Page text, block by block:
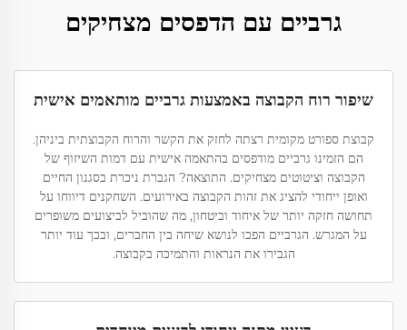
גרביים עם הדפסים מצחיקים
שיפור רוח הקבוצה באמצעות גרביים מותאמים אישית
קבוצת ספורט מקומית רצתה לחזק את הקשר והרוח הקבוצתית ביניהן.
הם הזמינו גרביים מודפסים בהתאמה אישית עם דמות השיזוף של
הקבוצה וציטוטים מצחיקים. התוצאה? הגברת ניכרת בסגנון החיים
ואופן ייחודי להציג את זהות הקבוצה באירועים. השחקנים דיווחו על
תחושה חזקה יותר של איחוד וביטחון, מה שהוביל לביצועים משופרים
על המגרש. הגרביים הפכו לנושא שיחה בין החברים, ובכך עוד יותר
הגבירו את הנראות והתמיכה בקבוצה.